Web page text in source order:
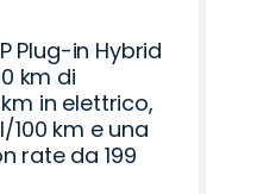
Plug-in Hybrid
km di
in elettrico,
100 km e una
rate da 199